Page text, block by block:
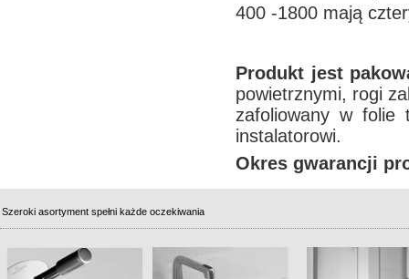
400 -1800 mają
Produkt jest
powietrznymi, rogi
zafoliowany w folie
instalatorowi.
Okres gwarancji
Szeroki asortyment spełni każde oczekiwania